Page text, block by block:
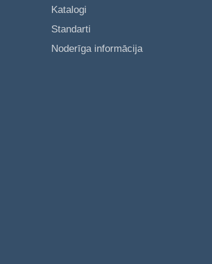
Katalogi
Standarti
Noderīga informācija